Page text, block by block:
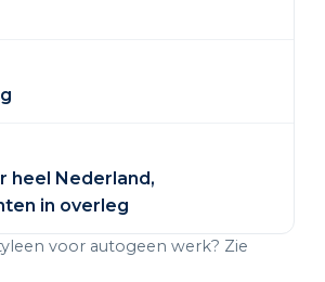
heel Nederland,
in overleg
voor autogeen werk? Zie